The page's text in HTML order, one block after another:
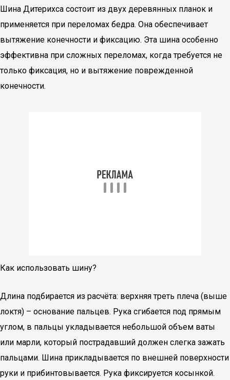
Шина Дитерихса состоит из двух деревянных планок и
применяется при переломах бедра. Она обеспечивает
вытяжение конечности и фиксацию. Эта шина особенно
эффективна при сложных переломах, когда требуется не
только фиксация, но и вытяжение поврежденной
конечности.
Как использовать шину?
Длина подбирается из расчёта: верхняя треть плеча (выше
локтя) – основание пальцев. Рука сгибается под прямым
углом, в пальцы укладывается небольшой объем ваты
или марли, который пострадавший должен слегка зажать
пальцами. Шина прикладывается по внешней поверхности
руки и прибинтовывается. Рука фиксируется косынкой.